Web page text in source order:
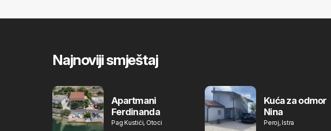
Najnoviji smještaj
Apartmani
Ferdinanda
Pag Kustići, Otoci
Kuća za odmor
Nina
Peroj, Istra